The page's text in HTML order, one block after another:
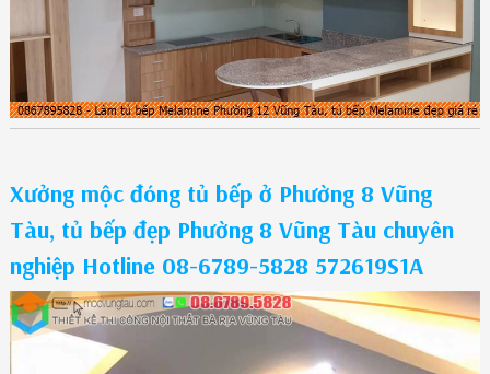
Xưởng mộc đóng tủ bếp ở Phường 8 Vũng
Tàu, tủ bếp đẹp Phường 8 Vũng Tàu chuyên
nghiệp Hotline 08-6789-5828 572619S1A